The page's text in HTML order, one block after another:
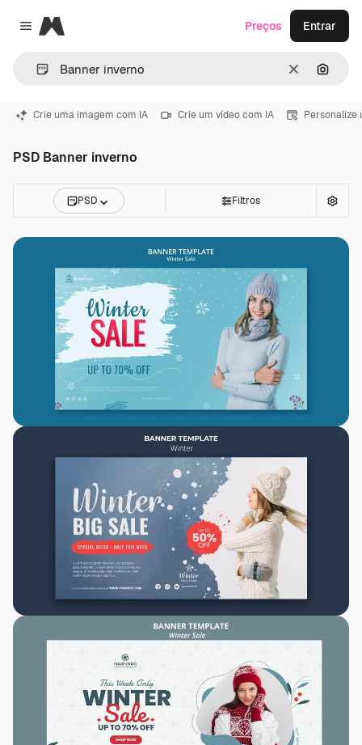
Close menu
Magnific
Limpar
Preços Entrar
Crie uma imagem com IA Crie um vídeo com IA Personalize
PSD Banner inverno
PSD Filtros